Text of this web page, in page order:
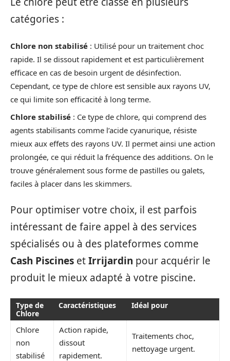
catégories :
Chlore non stabilisé : Utilisé pour un traitement choc
rapide. Il se dissout rapidement et est particulièrement
efficace en cas de besoin urgent de désinfection.
Cependant, ce type de chlore est sensible aux rayons UV,
ce qui limite son efficacité à long terme.
Chlore stabilisé : Ce type de chlore, qui comprend des
agents stabilisants comme l’acide cyanurique, résiste
mieux aux effets des rayons UV. Il permet ainsi une action
prolongée, ce qui réduit la fréquence des additions. On le
trouve généralement sous forme de pastilles ou galets,
faciles à placer dans les skimmers.
Pour optimiser votre choix, il est parfois
intéressant de faire appel à des services
spécialisés ou à des plateformes comme
Cash Piscines etIrrijardin pour acquérir le
produit le mieux adapté à votre piscine.
Type de
Chlore
Caractéristiques Idéal pour
Chlore
non
stabilisé
Action rapide,
dissout
rapidement.
Traitements choc,
nettoyage urgent.